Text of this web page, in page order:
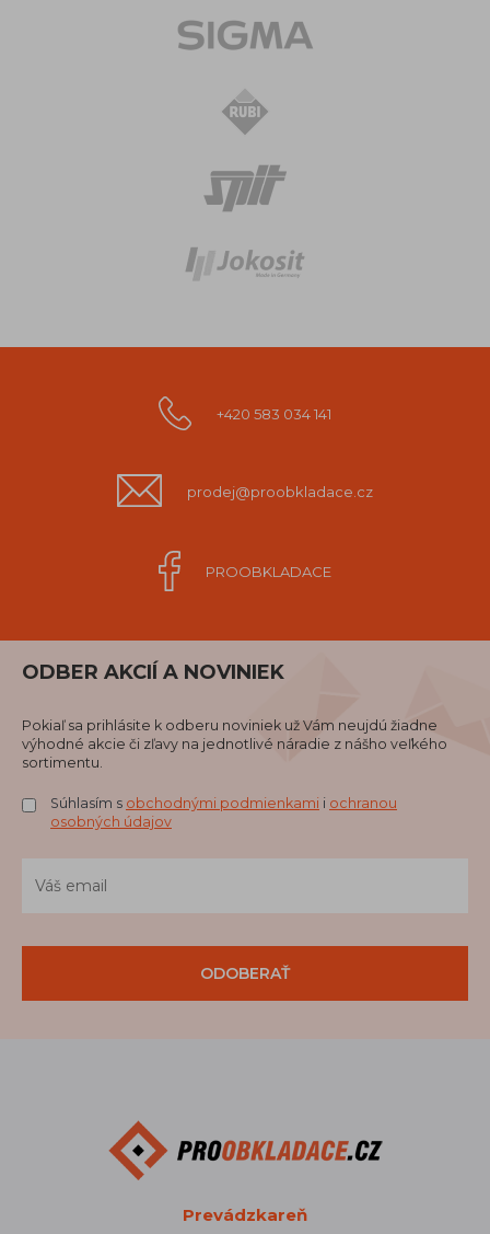
+420 583 034 141
prodej@proobkladace.cz
PROOBKLADACE
ODBER AKCIÍ A NOVINIEK
Pokiaľ sa prihlásite k odberu noviniek už Vám neujdú žiadne
výhodné akcie či zľavy na jednotlivé náradie z nášho veľkého
sortimentu.
Súhlasím s obchodnými podmienkami i ochranou
osobných údajov
ODOBERAŤ
Prevádzkareň